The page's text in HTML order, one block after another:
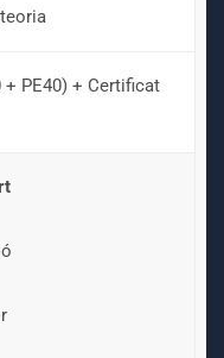
+ PE40) + Certificat